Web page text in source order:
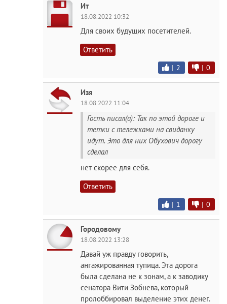
Ит
18.08.2022 10:32
Для своих будущих посетителей.
Ответить
| 2 | 0
Изя
18.08.2022 11:04
Гость писал(а): Так по этой дороге и
тетки с тележками на свиданку
идут. Это для них Обухович дорогу
сделал
нет скорее для себя.
Ответить
| 1 | 0
Городовому
18.08.2022 13:28
Давай уж правду говорить,
ангажированная тупица. Эта дорога
была сделана не к зонам, а к заводику
сенатора Вити Зобнева, который
пролоббировал выделение этих денег.